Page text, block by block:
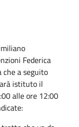
Federica
che a seguito
istituto il
alle ore 12:00